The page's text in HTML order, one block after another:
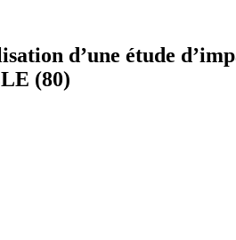
d’une étude
(80)